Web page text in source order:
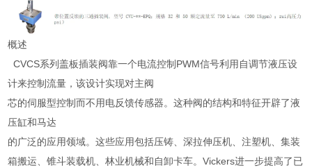
概述
CVCS系列盖板插装阀靠一个电流控制PWM信号利用自调节液压设
计来控制流量，该设计实现对主阀
芯的伺服型控制而不用电反馈传感器。这种阀的结构和特征开辟了液
压缸和马达
的广泛的应用领域。这些应用包括压铸、深拉伸压机、注塑机、集装
箱搬运、锥斗装载机、林业机械和自卸卡车。Vickers进一步提高了已